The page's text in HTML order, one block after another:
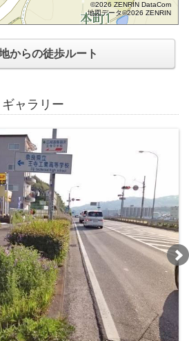
©2026 ZENRIN DataCom
地図データ©2026 ZENRIN
からの徒歩ルート
ャラリー